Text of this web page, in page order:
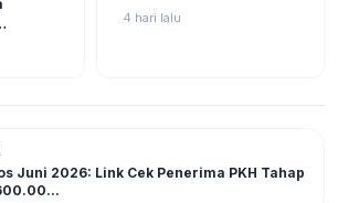
Cek
di Situs Resmi Kemensos
4 hari lalu
Juni 2026: Link Cek Penerima PKH Tahap